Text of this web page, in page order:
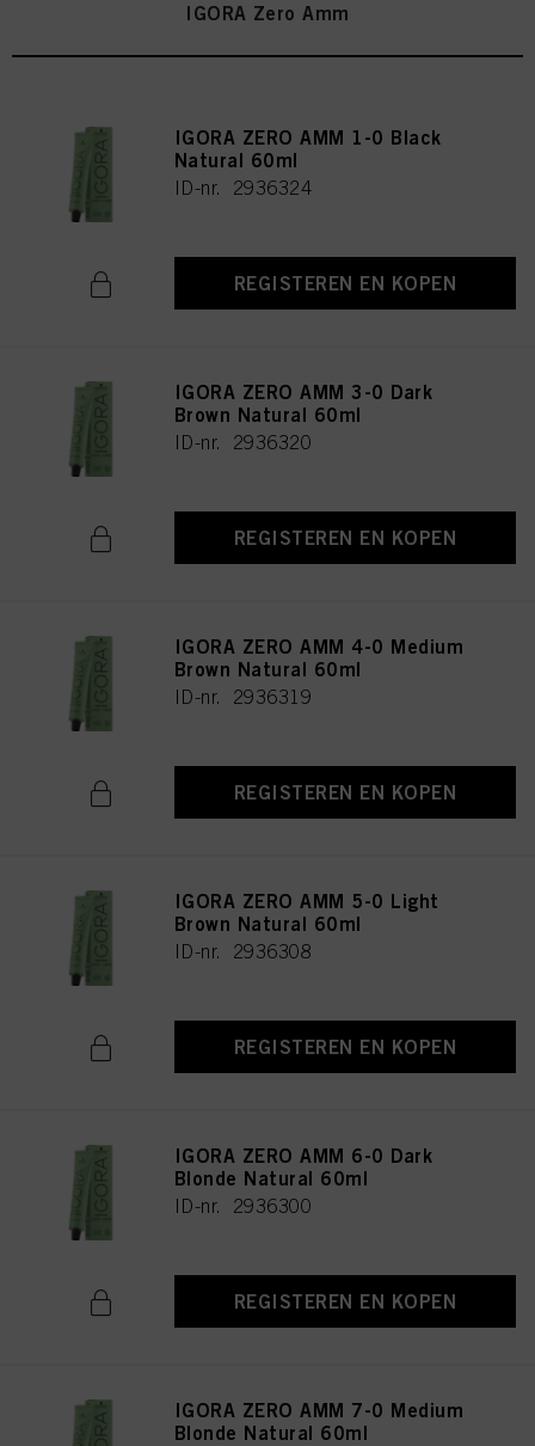
IGORA Zero Amm
IGORA ZERO AMM 1-0 Black
Natural 60ml
ID-nr. 2936324
REGISTEREN EN KOPEN
IGORA ZERO AMM 3-0 Dark
Brown Natural 60ml
ID-nr. 2936320
REGISTEREN EN KOPEN
IGORA ZERO AMM 4-0 Medium
Brown Natural 60ml
ID-nr. 2936319
REGISTEREN EN KOPEN
IGORA ZERO AMM 5-0 Light
Brown Natural 60ml
ID-nr. 2936308
REGISTEREN EN KOPEN
IGORA ZERO AMM 6-0 Dark
Blonde Natural 60ml
ID-nr. 2936300
REGISTEREN EN KOPEN
IGORA ZERO AMM 7-0 Medium
Blonde Natural 60ml